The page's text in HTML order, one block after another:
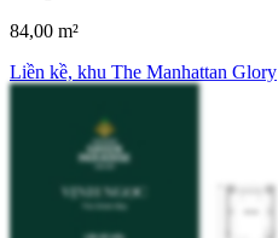
84,00 m²
Liền kề, khu The Manhattan Glory